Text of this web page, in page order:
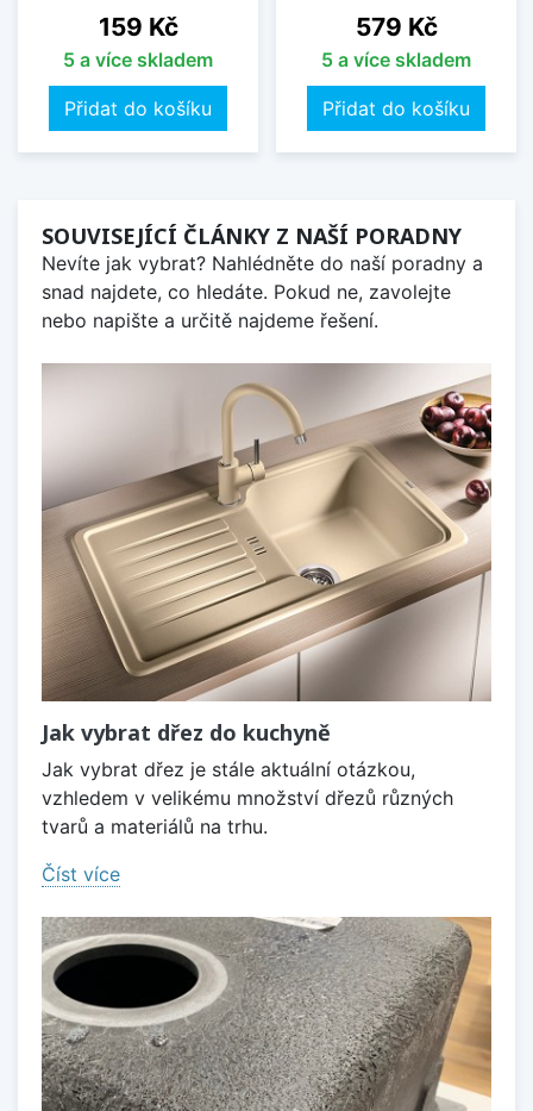
Cena
159 Kč
5 a více skladem
Přidat do košíku
Cena
579 Kč
5 a více skladem
Přidat do košíku
SOUVISEJÍCÍ ČLÁNKY Z NAŠÍ PORADNY
Nevíte jak vybrat? Nahlédněte do naší poradny a
snad najdete, co hledáte. Pokud ne, zavolejte
nebo napište a určitě najdeme řešení.
Jak vybrat dřez do kuchyně
Jak vybrat dřez je stále aktuální otázkou,
vzhledem v velikému množství dřezů různých
tvarů a materiálů na trhu.
Číst více